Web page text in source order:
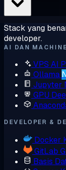
Stack yang
developer.
AI DAN
VPS AI
Ollama
Jupyter
GPU
DEVELOPER &
Docker
GitLab
Basis